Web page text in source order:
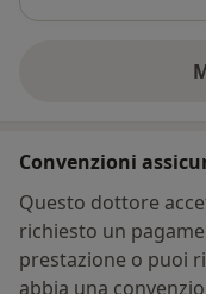
Convenzioni
Questo dottore
richiesto un
prestazione o puoi
abbia una